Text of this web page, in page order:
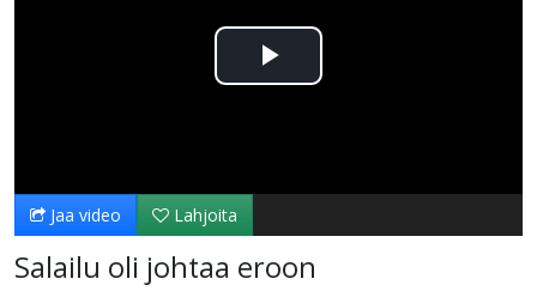
Toista
Jaa video Lahjoita
Salailu oli johtaa eroon